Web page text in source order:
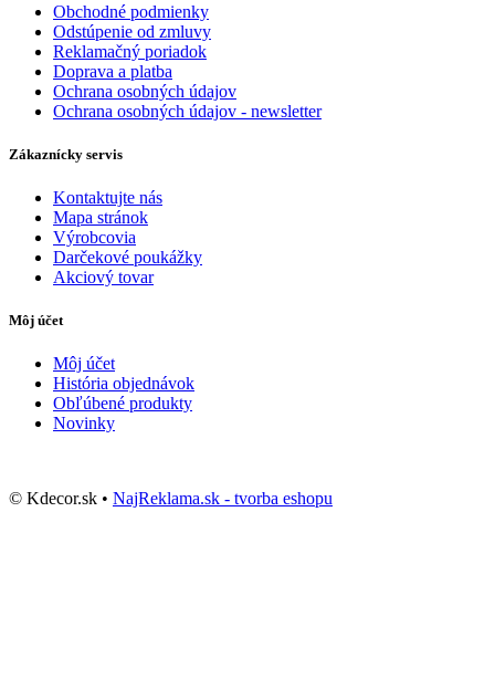
Obchodné podmienky
Odstúpenie od zmluvy
Reklamačný poriadok
Doprava a platba
Ochrana osobných údajov
Ochrana osobných údajov - newsletter
Zákaznícky servis
Kontaktujte nás
Mapa stránok
Výrobcovia
Darčekové poukážky
Akciový tovar
Môj účet
Môj účet
História objednávok
Obľúbené produkty
Novinky
© Kdecor.sk • NajReklama.sk - tvorba eshopu